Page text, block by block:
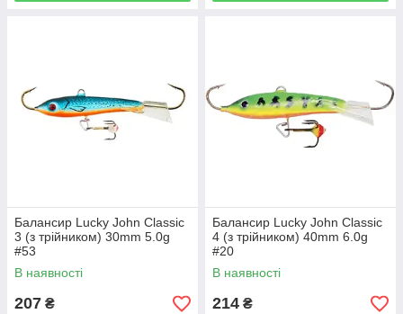
Балансир Lucky John Classic
3 (з трійником) 30mm 5.0g
#53
В наявності
207 ₴
Балансир Lucky John Classic
4 (з трійником) 40mm 6.0g
#20
В наявності
214 ₴